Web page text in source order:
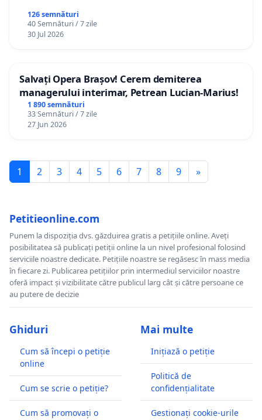
126 semnături
40 Semnături / 7 zile
30 Jul 2026
Salvați Opera Brașov! Cerem demiterea
managerului interimar, Petrean Lucian-Marius!
1 890 semnături
33 Semnături / 7 zile
27 Jun 2026
1 2 3 4 5 6 7 8 9 »
Petitieonline.com
Punem la dispoziția dvs. găzduirea gratis a petițiile online. Aveți
posibilitatea să publicați petiții online la un nivel profesional folosind
serviciile noastre dedicate. Petițiile noastre se regăsesc în mass media
în fiecare zi. Publicarea petițiilor prin intermediul serviciilor noastre
oferă impact și vizibilitate către publicul larg cât și către persoane ce
au putere de decizie
Ghiduri
Cum să începi o petiție
online
Cum se scrie o petiție?
Cum să promovați o
Mai multe
Inițiază o petiție
Politică de
confidențialitate
Gestionați cookie-urile